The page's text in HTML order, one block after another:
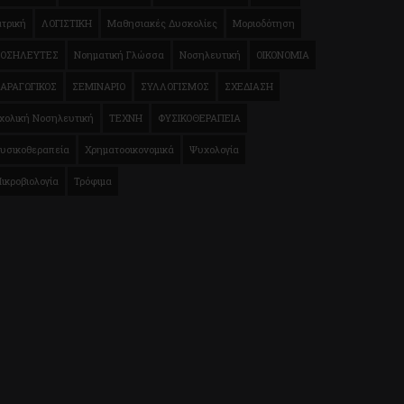
ΛΟΓΙΣΤΙΚΗ Μαθησιακές Δυσκολίες Μοριοδότηση
Νοηματική Γλώσσα Νοσηλευτική ΟΙΚΟΝΟΜΙΑ
ΣΕΜΙΝΑΡΙΟ ΣΥΛΛΟΓΙΣΜΟΣ ΣΧΕΔΙΑΣΗ
Νοσηλευτική ΤΕΧΝΗ ΦΥΣΙΚΟΘΕΡΑΠΕΙΑ
Χρηματοοικονομικά Ψυχολογία
Τρόφιμα